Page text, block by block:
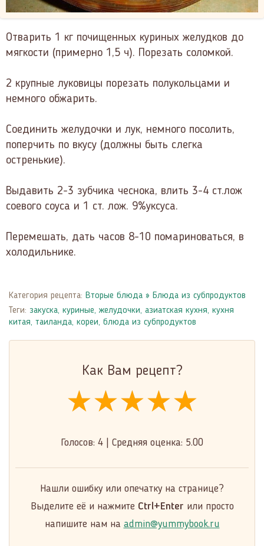
Отварить 1 кг почищенных куриных желудков до
мягкости (примерно 1,5 ч). Порезать соломкой.
2 крупные луковицы порезать полукольцами и
немного обжарить.
Соединить желудочки и лук, немного посолить,
поперчить по вкусу (должны быть слегка
остренькие).
Выдавить 2-3 зубчика чеснока, влить 3-4 ст.лож
соевого соуса и 1 ст. лож. 9%уксуса.
Перемешать, дать часов 8-10 помариноваться, в
холодильнике.
Категория рецепта: Вторые блюда » Блюда из субпродуктов
Теги: закуска, куриные, желудочки, азиатская кухня, кухня
китая, таиланда, кореи, блюда из субпродуктов
Как Вам рецепт?
★★★★★
★★★★★
★★★★★
Голосов: 4 Средняя оценка: 5.00
Нашли ошибку или опечатку на странице?
Выделите её и нажмите Ctrl+Enter или просто
напишите нам на admin@yummybook.ru